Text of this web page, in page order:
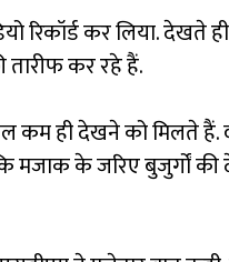
रिकॉर्ड कर लिया. देखते
तारीफ कर रहे हैं.
कम ही देखने को मिलते
मजाक के जरिए बुजुर्गों